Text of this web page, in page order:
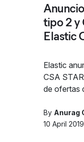
tipo 2 y
Elastic
Elastic
CSA
de ofertas
By Anurag
10 April 2019